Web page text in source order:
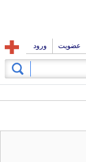
عضویت ورود